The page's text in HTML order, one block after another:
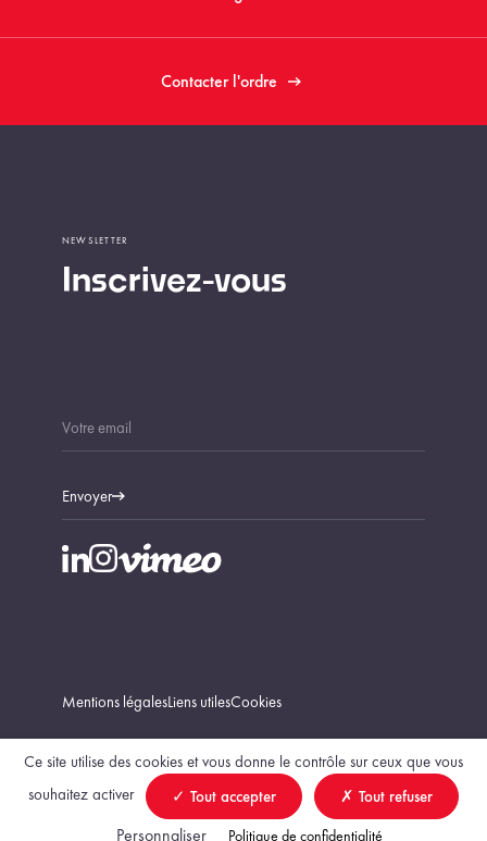
Trouver un géomètre-expert
Contacter l'ordre
Inscrivez-vous
NEWSLETTER
Envoyer
Mentions légalesLiens utilesCookies
Ce site utilise des cookies et vous donne le contrôle sur ceux que vous
souhaitez activer
Tout accepter Tout refuser
Personnaliser Politique de confidentialité